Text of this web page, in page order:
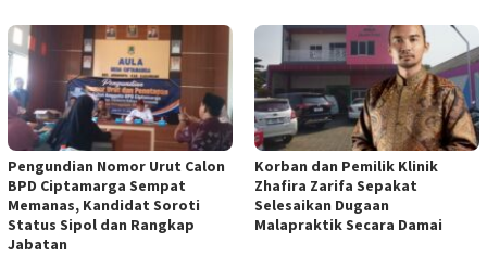
Pengundian Nomor Urut Calon
BPD Ciptamarga Sempat
Memanas, Kandidat Soroti
Status Sipol dan Rangkap
Jabatan
Korban dan Pemilik Klinik
Zhafira Zarifa Sepakat
Selesaikan Dugaan
Malapraktik Secara Damai